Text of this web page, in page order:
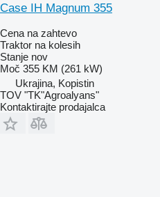
Case IH Magnum 355
Cena na zahtevo
Traktor na kolesih
Stanje nov
Moč 355 KM (261 kW)
Ukrajina, Kopistin
TOV "TK"Agroalyans"
Kontaktirajte prodajalca